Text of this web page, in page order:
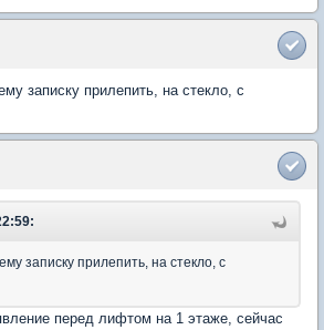
записку прилепить, на стекло, с
записку прилепить, на стекло, с
перед лифтом на 1 этаже, сейчас